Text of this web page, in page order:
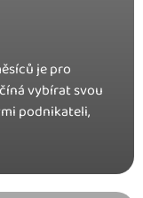
je pro
vybírat svou
podnikateli,